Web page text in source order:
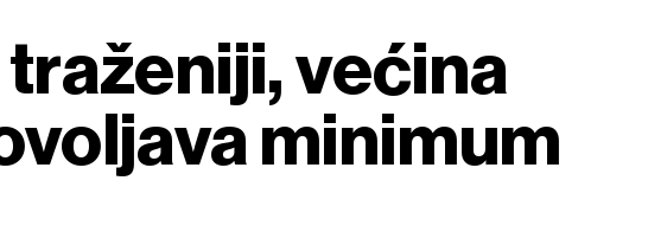
većina
minimum